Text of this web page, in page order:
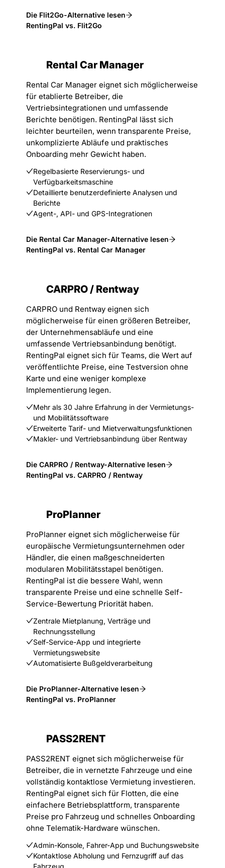
Die Flit2Go-Alternative lesen
RentingPal vs. Flit2Go
Rental Car Manager
Rental Car Manager eignet sich möglicherweise
für etablierte Betreiber, die
Vertriebsintegrationen und umfassende
Berichte benötigen. RentingPal lässt sich
leichter beurteilen, wenn transparente Preise,
unkomplizierte Abläufe und praktisches
Onboarding mehr Gewicht haben.
Regelbasierte Reservierungs- und
Verfügbarkeitsmaschine
Detaillierte benutzerdefinierte Analysen und
Berichte
Agent-, API- und GPS-Integrationen
Die Rental Car Manager-Alternative lesen
RentingPal vs. Rental Car Manager
CARPRO / Rentway
CARPRO und Rentway eignen sich
möglicherweise für einen größeren Betreiber,
der Unternehmensabläufe und eine
umfassende Vertriebsanbindung benötigt.
RentingPal eignet sich für Teams, die Wert auf
veröffentlichte Preise, eine Testversion ohne
Karte und eine weniger komplexe
Implementierung legen.
Mehr als 30 Jahre Erfahrung in der Vermietungs-
und Mobilitätssoftware
Erweiterte Tarif- und Mietverwaltungsfunktionen
Makler- und Vertriebsanbindung über Rentway
Die CARPRO / Rentway-Alternative lesen
RentingPal vs. CARPRO / Rentway
ProPlanner
ProPlanner eignet sich möglicherweise für
europäische Vermietungsunternehmen oder
Händler, die einen maßgeschneiderten
modularen Mobilitätsstapel benötigen.
RentingPal ist die bessere Wahl, wenn
transparente Preise und eine schnelle Self-
Service-Bewertung Priorität haben.
Zentrale Mietplanung, Verträge und
Rechnungsstellung
Self-Service-App und integrierte
Vermietungswebsite
Automatisierte Bußgeldverarbeitung
Die ProPlanner-Alternative lesen
RentingPal vs. ProPlanner
PASS2RENT
PASS2RENT eignet sich möglicherweise für
Betreiber, die in vernetzte Fahrzeuge und eine
vollständig kontaktlose Vermietung investieren.
RentingPal eignet sich für Flotten, die eine
einfachere Betriebsplattform, transparente
Preise pro Fahrzeug und schnelles Onboarding
ohne Telematik-Hardware wünschen.
Admin-Konsole, Fahrer-App und Buchungswebsite
Kontaktlose Abholung und Fernzugriff auf das
Fahrzeug